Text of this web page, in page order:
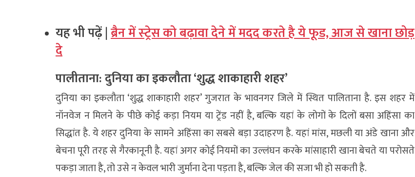
यह भी पढ़ें |ब्रैन में स्‍ट्रेस को बढ़ावा देने में मदद करते है ये फूड, आज से खाना छोड़
दे
पालीताना: दुनिया का इकलौता ‘शुद्ध शाकाहारी शहर’
दुनिया का इकलौता ‘शुद्ध शाकाहारी शहर’ गुजरात के भावनगर जिले में स्थित पालिताना है. इस शहर में
नॉनवेज न मिलने के पीछे कोई कड़ा नियम या ट्रेंड नहीं है, बल्कि यहां के लोगों के दिलों बसा अहिंसा का
सिद्धांत है. ये शहर दुनिया के सामने अहिंसा का सबसे बड़ा उदाहरण है. यहां मांस, मछली या अंडे खाना और
बेचना पूरी तरह से गैरकानूनी है. यहां अगर कोई नियमों का उल्लंघन करके मांसाहारी खाना बेचते या परोसते
पकड़ा जाता है, तो उसे न केवल भारी जुर्माना देना पड़ता है, बल्कि जेल की सजा भी हो सकती है.